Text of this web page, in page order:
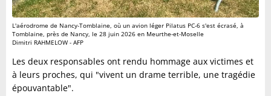
L'aérodrome de Nancy-Tomblaine, où un avion léger Pilatus PC-6 s'est écrasé, à
Tomblaine, près de Nancy, le 28 juin 2026 en Meurthe-et-Moselle
Dimitri RAHMELOW - AFP
Les deux responsables ont rendu hommage aux victimes et
à leurs proches, qui "vivent un drame terrible, une tragédie
épouvantable".